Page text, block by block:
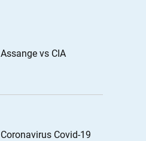
Assange vs CIA
Coronavirus Covid-19